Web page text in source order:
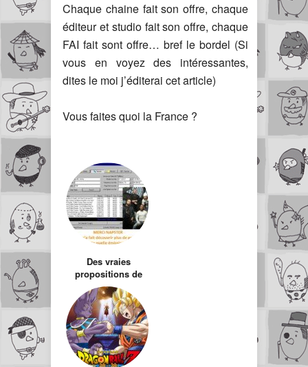
Chaque chaine fait son offre, chaque
éditeur et studio fait son offre, chaque
FAI fait sont offre… bref le bordel (Si
vous en voyez des intéressantes,
dites le moi j’éditerai cet article)
Vous faites quoi la France ?
Des vraies
propositions de
lutte contre le
piratage